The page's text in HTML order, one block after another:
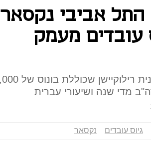
אביבי נקסאר
עובדים מעמק
מדי שנה ושיעורי עברית
גיוס עובדים נקסאר